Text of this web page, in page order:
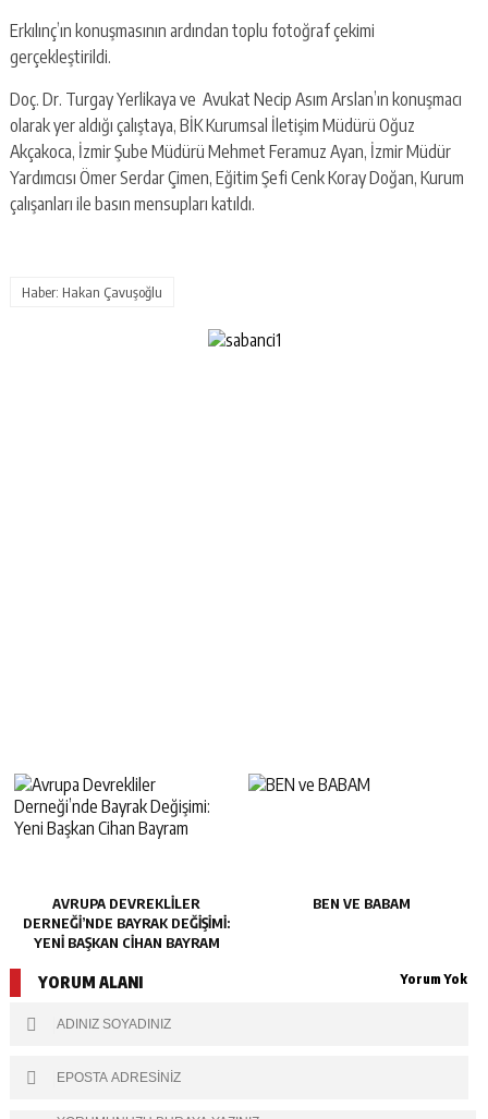
Erkılınç’ın konuşmasının ardından toplu fotoğraf çekimi
gerçekleştirildi.
Doç. Dr. Turgay Yerlikaya ve Avukat Necip Asım Arslan’ın konuşmacı
olarak yer aldığı çalıştaya, BİK Kurumsal İletişim Müdürü Oğuz
Akçakoca, İzmir Şube Müdürü Mehmet Feramuz Ayan, İzmir Müdür
Yardımcısı Ömer Serdar Çimen, Eğitim Şefi Cenk Koray Doğan, Kurum
çalışanları ile basın mensupları katıldı.
Haber: Hakan Çavuşoğlu
AVRUPA DEVREKLILER
DERNEĞI’NDE BAYRAK DEĞIŞIMI:
YENI BAŞKAN CIHAN BAYRAM
BEN VE BABAM
YORUM ALANI Yorum Yok